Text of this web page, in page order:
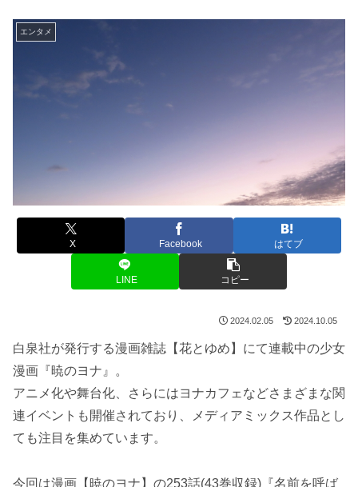
エンタメ
X Facebook はてブ
LINE コピー
2024.02.05 2024.10.05
白泉社が発行する漫画雑誌【花とゆめ】にて連載中の少女
漫画『暁のヨナ』。
アニメ化や舞台化、さらにはヨナカフェなどさまざまな関
連イベントも開催されており、メディアミックス作品とし
ても注目を集めています。
今回は漫画【暁のヨナ】の253話(43巻収録)『名前を呼ば